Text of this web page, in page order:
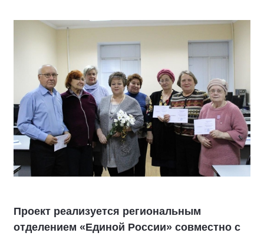
Проект реализуется региональным
отделением «Единой России» совместно с